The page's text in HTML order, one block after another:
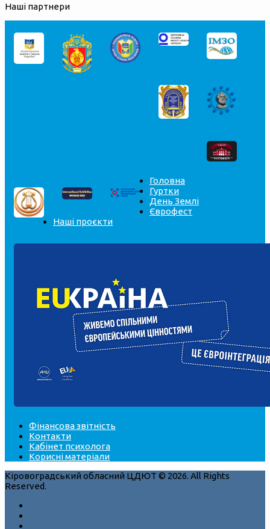
Наші партнери
Головна
Гуртки
День Землі
Єврофест
Наші проєкти
Фінансова звітність
Контакти
Кабінет психолога
Корисні матеріали
Кіровоградський обласний ЦДЮТ © 2026. All Rights
Reserved.